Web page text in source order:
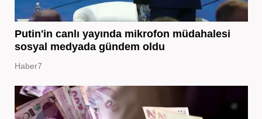
Putin'in canlı yayında mikrofon müdahalesi
sosyal medyada gündem oldu
Haber7